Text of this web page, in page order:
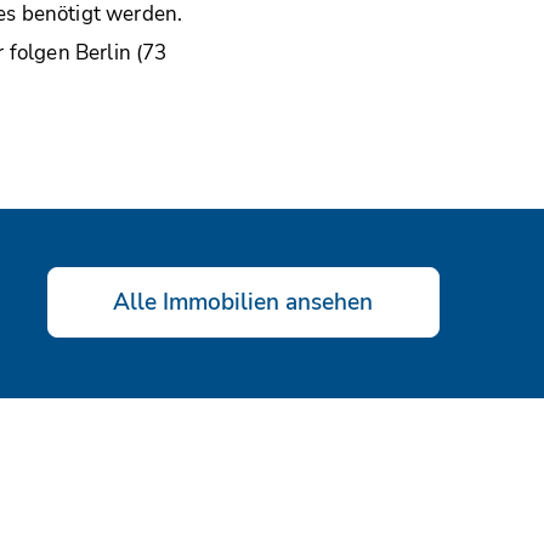
benötigt werden.
folgen Berlin (73
Alle Immobilien ansehen